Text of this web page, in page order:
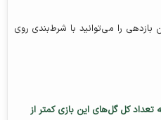
بازدهی را می‌توانید با شرط‌بندی روی
کل گل‌های این بازی کمتر از